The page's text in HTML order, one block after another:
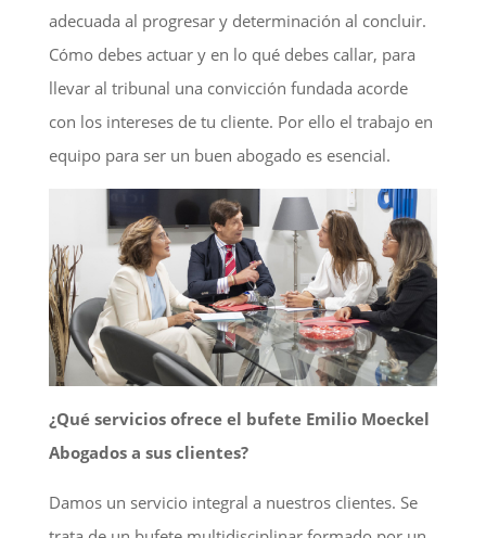
adecuada al progresar y determinación al concluir.
Cómo debes actuar y en lo qué debes callar, para
llevar al tribunal una convicción fundada acorde
con los intereses de tu cliente. Por ello el trabajo en
equipo para ser un buen abogado es esencial.
¿Qué servicios ofrece el bufete Emilio Moeckel
Abogados a sus clientes?
Damos un servicio integral a nuestros clientes. Se